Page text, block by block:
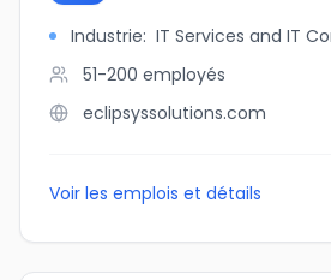
Industrie: IT Services and IT
51-200 employés
eclipsyssolutions.com
Voir les emplois et détails